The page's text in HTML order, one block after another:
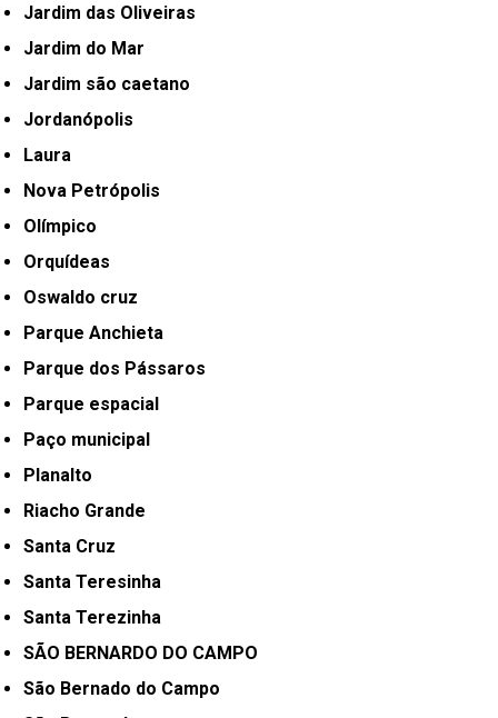
Jardim das Oliveiras
Jardim do Mar
Jardim são caetano
Jordanópolis
Laura
Nova Petrópolis
Olímpico
Orquídeas
Oswaldo cruz
Parque Anchieta
Parque dos Pássaros
Parque espacial
Paço municipal
Planalto
Riacho Grande
Santa Cruz
Santa Teresinha
Santa Terezinha
SÃO BERNARDO DO CAMPO
São Bernado do Campo